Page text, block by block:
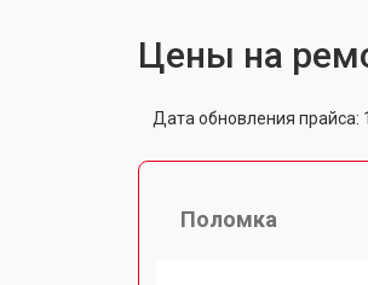
Цены на
Дата обновления прайса:
Поломка